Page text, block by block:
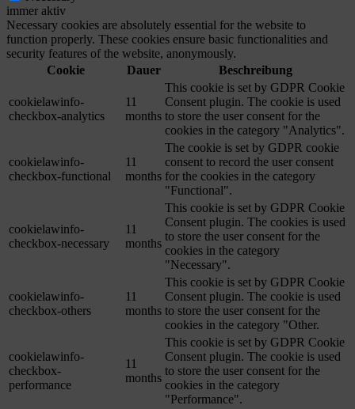
immer aktiv
Necessary cookies are absolutely essential for the website to
function properly. These cookies ensure basic functionalities and
security features of the website, anonymously.
Cookie
Dauer Beschreibung
cookielawinfo-
checkbox-analytics
11
months
This cookie is set by GDPR Cookie
Consent plugin. The cookie is used
to store the user consent for the
cookies in the category "Analytics".
cookielawinfo-
checkbox-functional
11
months
The cookie is set by GDPR cookie
consent to record the user consent
for the cookies in the category
"Functional".
cookielawinfo-
checkbox-necessary
11
months
This cookie is set by GDPR Cookie
Consent plugin. The cookies is used
to store the user consent for the
cookies in the category
"Necessary".
cookielawinfo-
checkbox-others
11
months
This cookie is set by GDPR Cookie
Consent plugin. The cookie is used
to store the user consent for the
cookies in the category "Other.
cookielawinfo-
checkbox-
performance
11
months
This cookie is set by GDPR Cookie
Consent plugin. The cookie is used
to store the user consent for the
cookies in the category
"Performance".